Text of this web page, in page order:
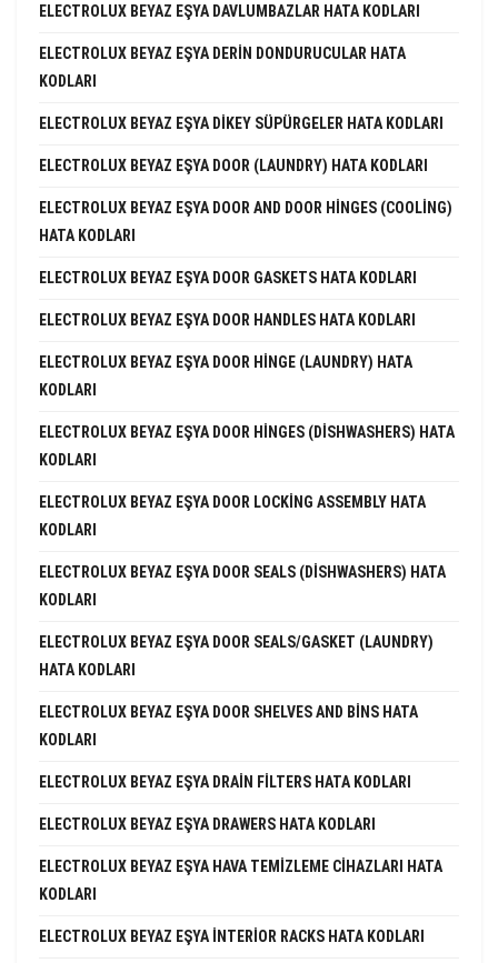
ELECTROLUX BEYAZ EŞYA DAVLUMBAZLAR HATA KODLARI
ELECTROLUX BEYAZ EŞYA DERIN DONDURUCULAR HATA
KODLARI
ELECTROLUX BEYAZ EŞYA DIKEY SÜPÜRGELER HATA KODLARI
ELECTROLUX BEYAZ EŞYA DOOR (LAUNDRY) HATA KODLARI
ELECTROLUX BEYAZ EŞYA DOOR AND DOOR HINGES (COOLING)
HATA KODLARI
ELECTROLUX BEYAZ EŞYA DOOR GASKETS HATA KODLARI
ELECTROLUX BEYAZ EŞYA DOOR HANDLES HATA KODLARI
ELECTROLUX BEYAZ EŞYA DOOR HINGE (LAUNDRY) HATA
KODLARI
ELECTROLUX BEYAZ EŞYA DOOR HINGES (DISHWASHERS) HATA
KODLARI
ELECTROLUX BEYAZ EŞYA DOOR LOCKING ASSEMBLY HATA
KODLARI
ELECTROLUX BEYAZ EŞYA DOOR SEALS (DISHWASHERS) HATA
KODLARI
ELECTROLUX BEYAZ EŞYA DOOR SEALS/GASKET (LAUNDRY)
HATA KODLARI
ELECTROLUX BEYAZ EŞYA DOOR SHELVES AND BINS HATA
KODLARI
ELECTROLUX BEYAZ EŞYA DRAIN FILTERS HATA KODLARI
ELECTROLUX BEYAZ EŞYA DRAWERS HATA KODLARI
ELECTROLUX BEYAZ EŞYA HAVA TEMIZLEME CIHAZLARI HATA
KODLARI
ELECTROLUX BEYAZ EŞYA INTERIOR RACKS HATA KODLARI